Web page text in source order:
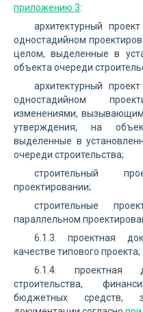
приложению 3:
архитектурный
одностадийном
целом, выделенные в
объекта очереди
архитектурный
одностадийном
изменениями,
утверждения, на
выделенные в
очереди строительства;
строительный
проектировании;
строительные
параллельном
6.1.3. проектная
качестве типового проекта;
6.1.4. проектная
строительства,
бюджетных средств,